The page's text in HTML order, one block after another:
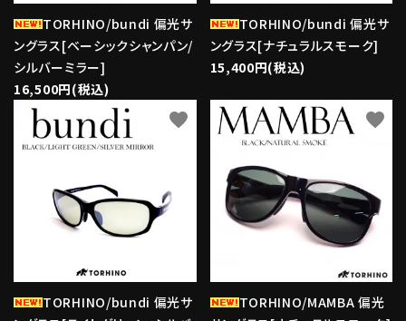
TORHINO/bundi 偏光サ
ングラス[ベーシックシャンパン/
シルバーミラー]
16,500円(税込)
TORHINO/bundi 偏光サ
ングラス[ナチュラルスモーク]
15,400円(税込)
TORHINO/bundi 偏光サ
favorite
TORHINO/MAMBA 偏光
favorite